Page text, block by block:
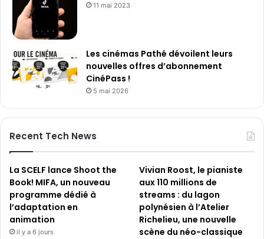
11 mai 2023
Les cinémas Pathé dévoilent leurs
nouvelles offres d’abonnement
CinéPass !
5 mai 2026
Recent Tech News
La SCELF lance Shoot the
Book! MIFA, un nouveau
programme dédié à
l’adaptation en
animation
il y a 6 jours
Vivian Roost, le pianiste
aux 110 millions de
streams : du lagon
polynésien à l’Atelier
Richelieu, une nouvelle
scène du néo-classique